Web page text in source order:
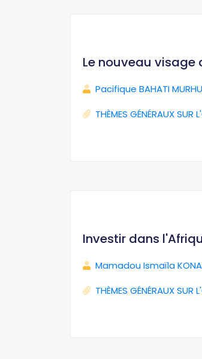
Le nouveau visage
Pacifique BAHATI
THÈMES GÉNÉRAUX SUR
Investir dans
Mamadou Ismaïla
THÈMES GÉNÉRAUX SUR